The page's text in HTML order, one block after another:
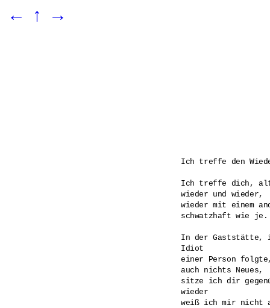
← ↑ →
Ich treffe den
Ich treffe dich,
wieder und wieder,
wieder mit einem
schwatzhaft wie je.
In der Gaststätte,
Idiot
einer Person
auch nichts Neues,
sitze ich dir
wieder
weiß ich mir nicht